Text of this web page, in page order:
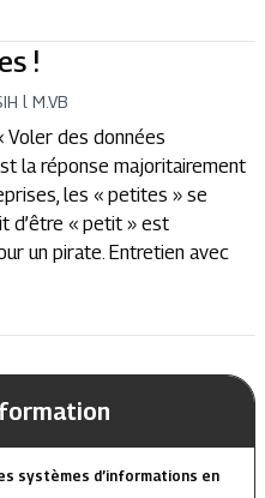
!
l M.VB
Voler des données
la réponse majoritairement
les « petites » se
d’être « petit » est
un pirate. Entretien avec
systèmes d’informations en